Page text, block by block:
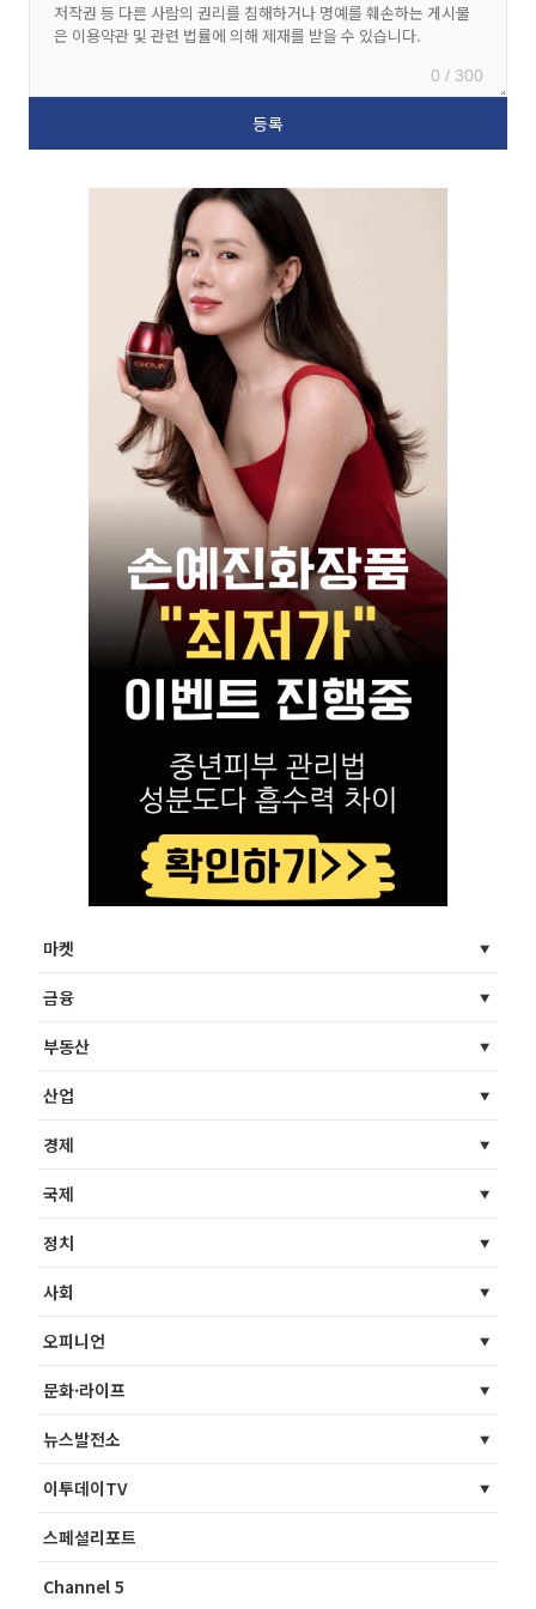
0 / 300
마켓
금융
부동산
산업
경제
국제
정치
사회
오피니언
문화·라이프
뉴스발전소
이투데이TV
스페셜리포트
Channel 5